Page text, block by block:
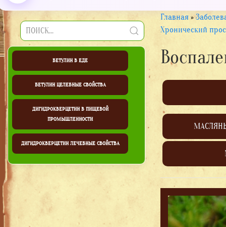
БЕТУЛИН В ЕДЕ
БЕТУЛИН ЦЕЛЕБНЫЕ СВОЙСТВА
ДИГИДРОКВЕРЦЕТИН В ПИЩЕВОЙ
ПРОМЫШЛЕННОСТИ
ДИГИДРОКВЕРЦЕТИН ЛЕЧЕБНЫЕ СВОЙСТВА
Главная »
Хронический